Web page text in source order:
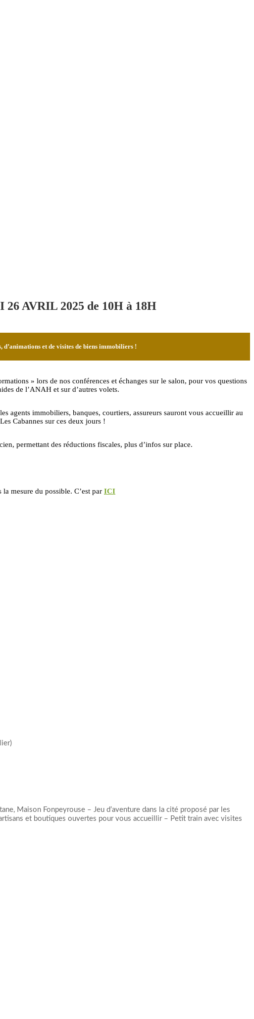
AVRIL 2025 de 10H à 18H
et de visites de biens immobiliers !
» lors de nos conférences et échanges sur le salon, pour vos questions
de l’ANAH et sur d’autres volets.
agents immobiliers, banques, courtiers, assureurs sauront vous accueillir au
Cabannes sur ces deux jours !
permettant des réductions fiscales, plus d’infos sur place.
mesure du possible. C’est par ICI
Maison Fonpeyrouse – Jeu d’aventure dans la cité proposé par les
et boutiques ouvertes pour vous accueillir – Petit train avec visites